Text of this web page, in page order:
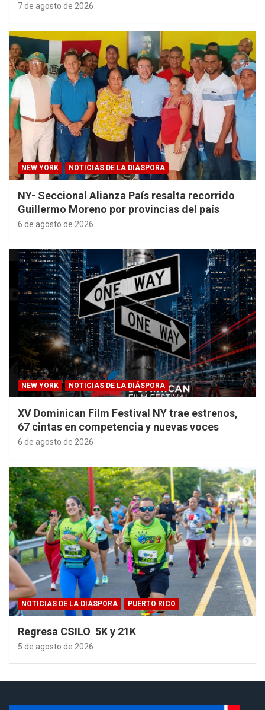
7 de agosto de 2026
NEW YORK NOTICIAS DE LA DIÁSPORA
NY- Seccional Alianza País resalta recorrido
Guillermo Moreno por provincias del país
6 de agosto de 2026
NEW YORK NOTICIAS DE LA DIÁSPORA
XV Dominican Film Festival NY trae estrenos,
67 cintas en competencia y nuevas voces
6 de agosto de 2026
NOTICIAS DE LA DIÁSPORA PUERTO RICO
Regresa CSILO 5K y 21K
5 de agosto de 2026